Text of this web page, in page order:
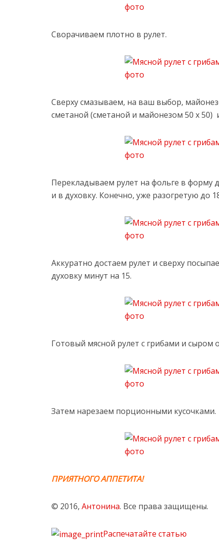
Сворачиваем плотно в рулет.
Сверху смазываем, на ваш выбор,
сметаной (сметаной и майонезом 50 х
Перекладываем рулет на фольге в форму
и в духовку. Конечно, уже разогретую до
Аккуратно достаем рулет и сверху
духовку минут на 15.
Готовый мясной рулет с грибами и сыром
Затем нарезаем порционными кусочками.
ПРИЯТНОГО АППЕТИТА!
© 2016, Антонина. Все права защищены.
Распечатайте статью